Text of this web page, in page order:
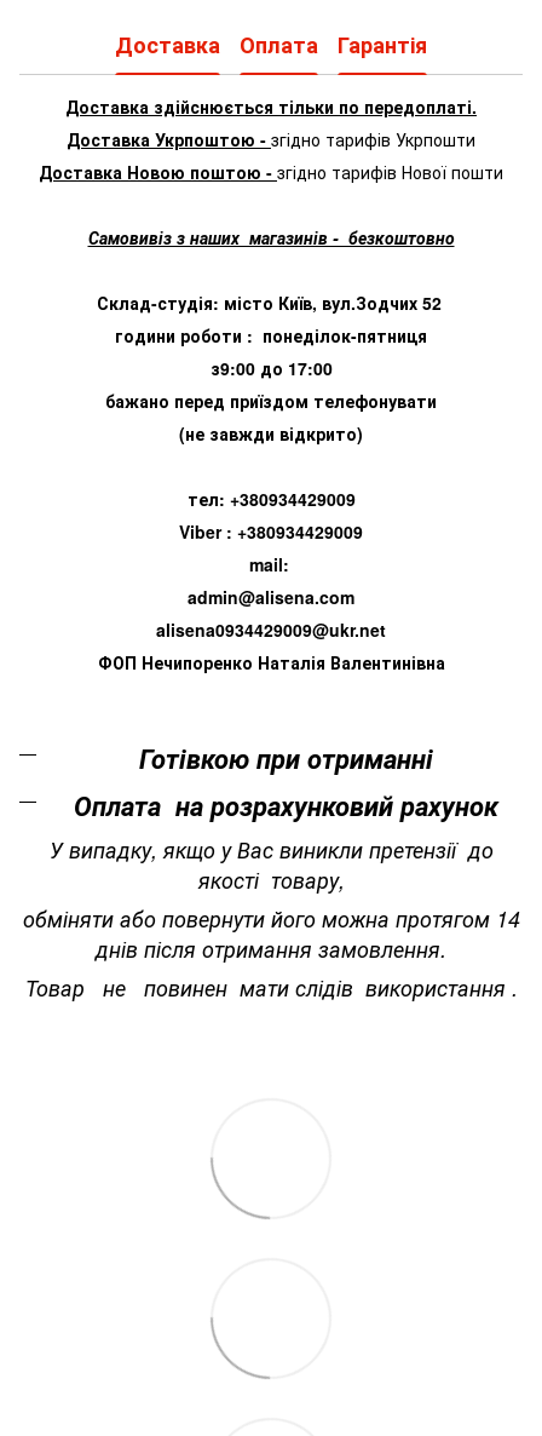
Доставка Оплата Гарантія
Доставка здійснюється тільки по передоплаті.
Доставка Укрпоштою - згідно тарифів Укрпошти
Доставка Новою поштою - згідно тарифів Нової пошти
Самовивіз з наших магазинів - безкоштовно
Склад-студія: місто Київ, вул.Зодчих 52
години роботи : понеділок-пятниця
з9:00 до 17:00
бажано перед приїздом телефонувати
(не завжди відкрито)
тел: +380934429009
Viber : +380934429009
mail:
admin@alisena.com
alisena0934429009@ukr.net
ФОП Нечипоренко Наталія Валентинівна
Готівкою при отриманні
Оплата на розрахунковий рахунок
У випадку, якщо у Вас виникли претензії до
якості товару,
обміняти або повернути його можна протягом 14
днів після отримання замовлення.
Товар не повинен мати слідів використання .